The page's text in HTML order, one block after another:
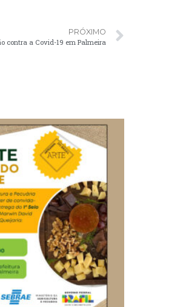
PRÓXIMO
contra a Covid-19 em Palmeira